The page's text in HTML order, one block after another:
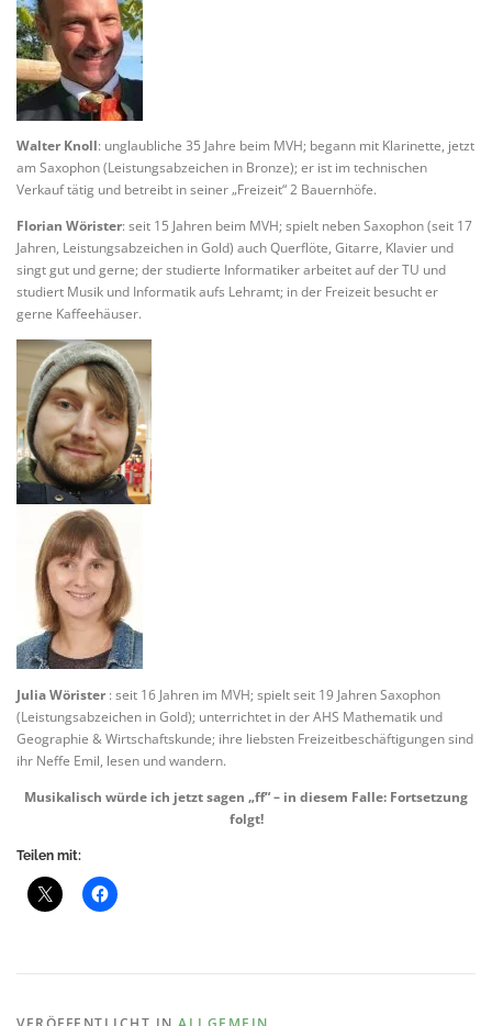
Walter Knoll: unglaubliche 35 Jahre beim MVH; begann mit Klarinette, jetzt
am Saxophon (Leistungsabzeichen in Bronze); er ist im technischen
Verkauf tätig und betreibt in seiner „Freizeit“ 2 Bauernhöfe.
Florian Wörister: seit 15 Jahren beim MVH; spielt neben Saxophon (seit 17
Jahren, Leistungsabzeichen in Gold) auch Querflöte, Gitarre, Klavier und
singt gut und gerne; der studierte Informatiker arbeitet auf der TU und
studiert Musik und Informatik aufs Lehramt; in der Freizeit besucht er
gerne Kaffeehäuser.
Julia Wörister : seit 16 Jahren im MVH; spielt seit 19 Jahren Saxophon
(Leistungsabzeichen in Gold); unterrichtet in der AHS Mathematik und
Geographie & Wirtschaftskunde; ihre liebsten Freizeitbeschäftigungen sind
ihr Neffe Emil, lesen und wandern.
Musikalisch würde ich jetzt sagen „ff“ – in diesem Falle: Fortsetzung
folgt!
Teilen mit: